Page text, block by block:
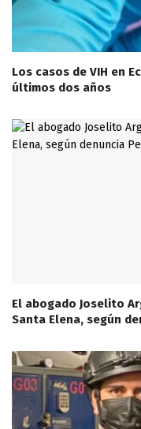
Los casos de VIH en
últimos dos años
El abogado Joselito
Santa Elena, según